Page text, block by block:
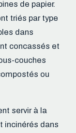
de papier.
triés par type
dans
concassés et
couches
ou
servir à la
incinérés dans